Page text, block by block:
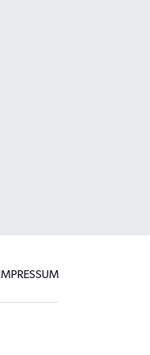
IMPRESSUM